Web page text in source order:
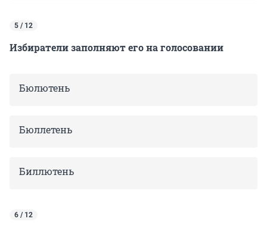
5 / 12
Избиратели заполняют его на голосовании
Бюлютень
Бюллетень
Биллютень
6 / 12